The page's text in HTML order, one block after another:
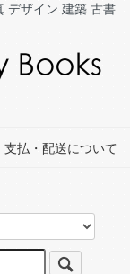
デザイン 建築 古書
支払・配送について